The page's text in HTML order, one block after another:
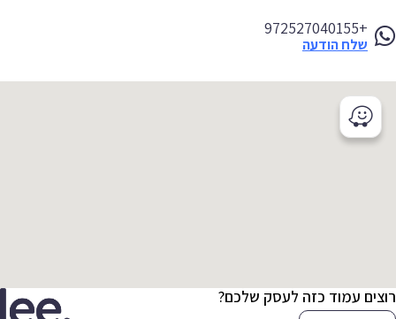
+972527040155
שלח הודעה
עמוד כזה לעסק שלכם?